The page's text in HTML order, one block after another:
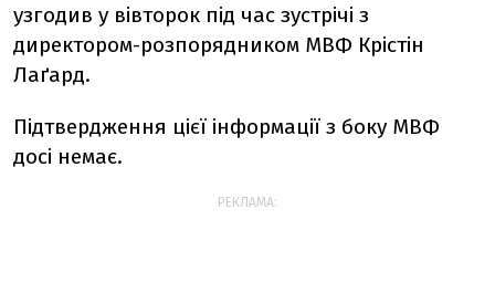
узгодив у вівторок під час зустрічі з
директором-розпорядником МВФ Крістін
Лаґард.
Підтвердження цієї інформації з боку МВФ
досі немає.
РЕКЛАМА: